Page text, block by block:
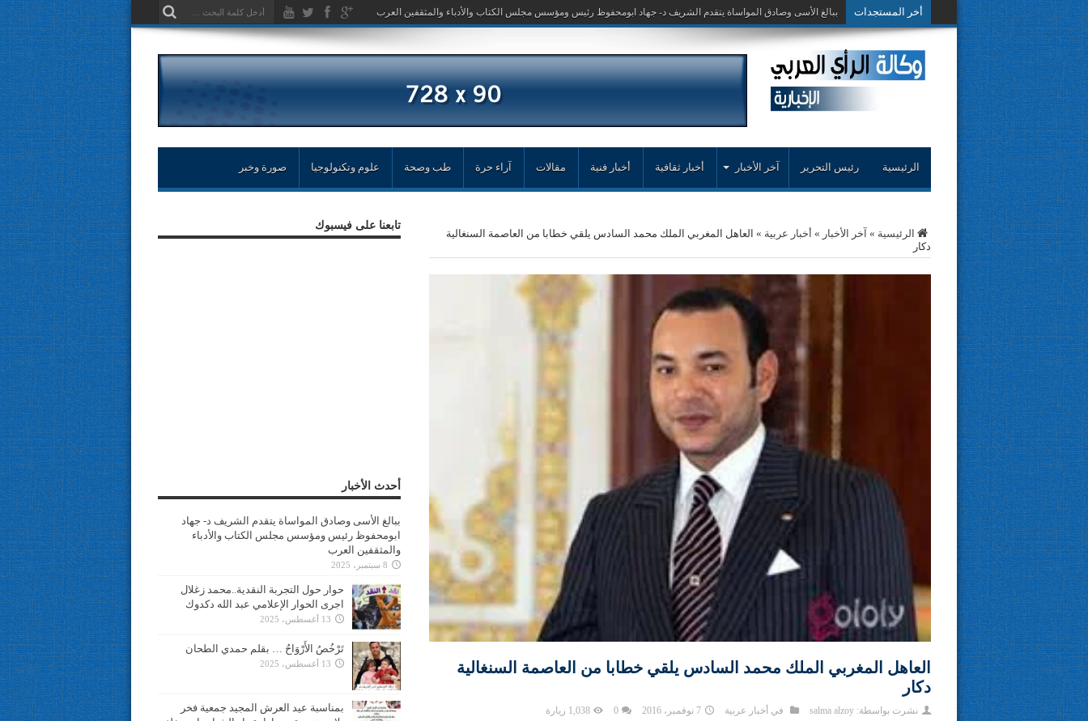
أخر المستجدات حوار حول التجربة
الرئيسية رئيس التحرير آخر الأخبار أخبار ثقافية أخبار فنية مقالات آراء حرة طب وصحة علوم وتكنولوجيا صورة وخبر
الرئيسية » آخر الأخبار » أخبار عربية » العاهل المغربي الملك محمد السادس يلقي خطابا من العاصمة السنغالية
دكار
العاهل المغربي الملك محمد السادس يلقي خطابا من العاصمة السنغالية
دكار
نشرت بواسطة:salma alzoy في أخبار عربية 7 نوفمبر، 2016 0 1,038 زيارة
تابعنا على فيسبوك
أحدث الأخبار
ببالغ الأسى وصادق المواساة يتقدم الشريف د- جهاد
ابومحفوظ رئيس ومؤسس مجلس الكتاب والأدباء
والمثقفين العرب
8 سبتمبر، 2025
حوار حول التجربة النقدية..محمد زغلال
اجرى الحوار الإعلامي عبد الله دكدوك
13 أغسطس، 2025
تَرْخُصُ الأَرْوَاحُ … بقلم حمدي الطحان
13 أغسطس، 2025
بمناسبة عيد العرش المجيد جمعية فخر